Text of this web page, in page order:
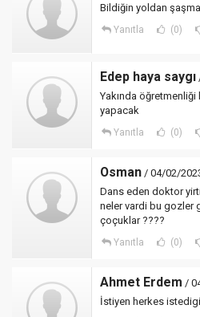
Bildiğin yoldan şaşma
Yanıtla (0)
Edep haya saygı
Yakında öğretmenliği
yapacak
Yanıtla (0)
Osman / 04/02/
Dans eden doktor
neler vardi bu gozler
çoçuklar ????
Yanıtla (0)
Ahmet Erdem /
İstiyen herkes